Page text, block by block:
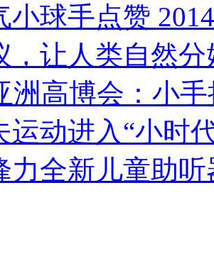
小球手点赞
，让人类自然
洲高博会：小
运动进入“小时
力全新儿童助